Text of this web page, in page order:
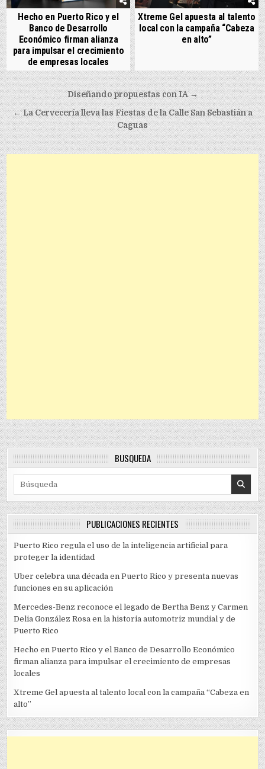
Hecho en Puerto Rico y el
Banco de Desarrollo
Económico firman alianza
para impulsar el crecimiento
de empresas locales
Xtreme Gel apuesta al talento
local con la campaña “Cabeza
en alto”
Post navigationDiseñando propuestas con IA →
← La Cervecería lleva las Fiestas de la Calle San Sebastián a
Caguas
BÚSQUEDA
PUBLICACIONES RECIENTES
Puerto Rico regula el uso de la inteligencia artificial para
proteger la identidad
Uber celebra una década en Puerto Rico y presenta nuevas
funciones en su aplicación
Mercedes-Benz reconoce el legado de Bertha Benz y Carmen
Delia González Rosa en la historia automotriz mundial y de
Puerto Rico
Hecho en Puerto Rico y el Banco de Desarrollo Económico
firman alianza para impulsar el crecimiento de empresas
locales
Xtreme Gel apuesta al talento local con la campaña “Cabeza en
alto”